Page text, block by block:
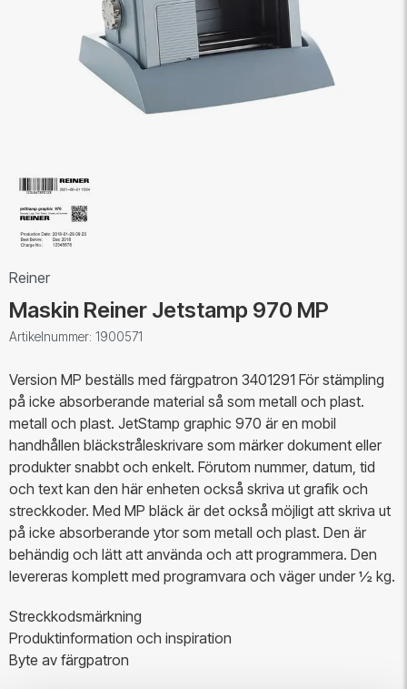
Reiner
Maskin Reiner Jetstamp 970 MP
Artikelnummer: 1900571
Version MP beställs med färgpatron 3401291 För stämpling
på icke absorberande material så som metall och plast.
metall och plast. JetStamp graphic 970 är en mobil
handhållen bläckstråleskrivare som märker dokument eller
produkter snabbt och enkelt. Förutom nummer, datum, tid
och text kan den här enheten också skriva ut grafik och
streckkoder. Med MP bläck är det också möjligt att skriva ut
på icke absorberande ytor som metall och plast. Den är
behändig och lätt att använda och att programmera. Den
levereras komplett med programvara och väger under ½ kg.
Streckkodsmärkning
Produktinformation och inspiration
Byte av färgpatron